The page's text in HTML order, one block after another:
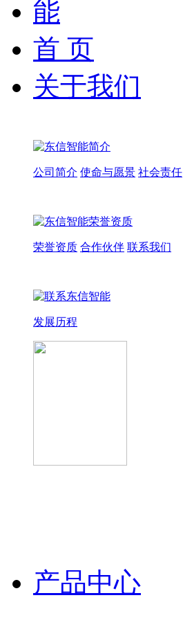
首 页
关于我们
公司简介 使命与愿景 社会责任
荣誉资质 合作伙伴 联系我们
发展历程
产品中心